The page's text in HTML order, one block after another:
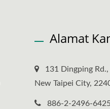
Alamat
131 Dingping
New Taipei City,
886-2-2496-